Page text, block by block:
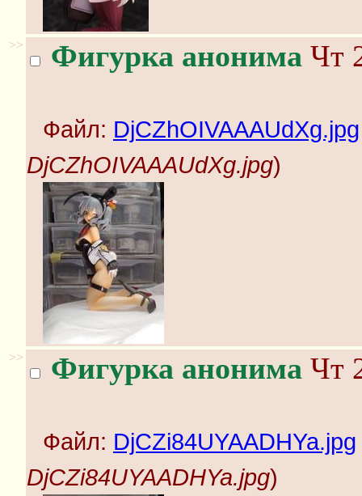
>> Фигурка анонима Чт
Файл: DjCZhOIVAAAUdXg.jpg
DjCZhOIVAAAUdXg.jpg)
>> Фигурка анонима Чт
Файл: DjCZi84UYAADHYa.jpg
DjCZi84UYAADHYa.jpg)